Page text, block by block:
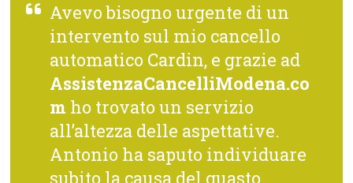
Avevo bisogno urgente di un
intervento sul mio cancello
automatico Cardin, e grazie ad
AssistenzaCancelliModena.co
m ho trovato un servizio
all’altezza delle aspettative.
Antonio ha saputo individuare
subito la causa del guasto,